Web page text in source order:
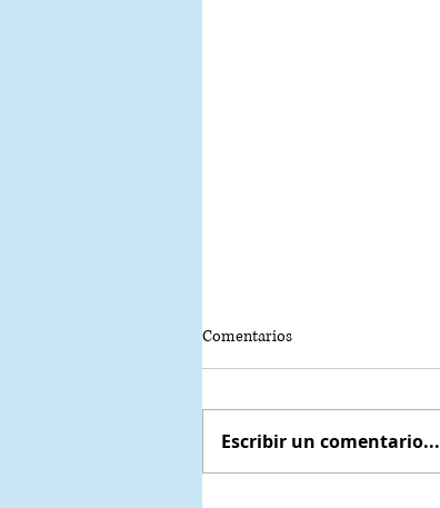
Comentarios
Escribir un comentario...